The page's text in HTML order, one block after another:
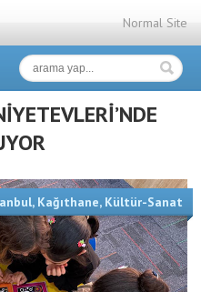
Normal Site
, Kağıthane, Kültür-Sanat